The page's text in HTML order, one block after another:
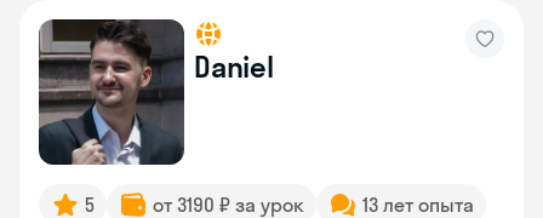
Daniel
5 от 3190 ₽ за урок
13 лет опыта